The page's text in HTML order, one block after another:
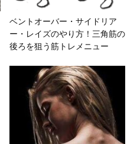
ベントオーバー・サイドリア
ー・レイズのやり方！三角筋の
後ろを狙う筋トレメニュー